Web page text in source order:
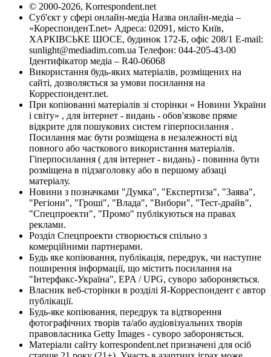
© 2000-2026, Korrespondent.net
Суб'єкт у сфері онлайн-медіа Назва онлайн-медіа –
«КореспонденТ.net» Адреса: 02091, місто Київ,
ХАРКІВСЬКЕ ШОСЕ, будинок 172-Б, офіс 208/1 E-mail:
sunlight@mediadim.com.ua Телефон: 044-205-43-00
Ідентифікатор медіа – R40-06068
Використання будь-яких матеріалів, розміщених на
сайті, дозволяється за умови посилання на
Корреспондент.net.
При копіюванні матеріалів зі сторінки « Новини України
і світу» , для інтернет - видань - обов'язкове пряме
відкрите для пошукових систем гіперпосилання .
Посилання має бути розміщена в незалежності від
повного або часткового використання матеріалів.
Гіперпосилання ( для інтернет - видань) - повинна бути
розміщена в підзаголовку або в першому абзаці
матеріалу.
Новини з позначками "Думка", "Експертиза", "Заява",
"Регіони", "Гроші", "Влада", "Вибори", "Тест-драйв",
"Спецпроекти", "Промо" публікуються на правах
реклами.
Розділ Спецпроекти створюється спільно з
комерційними партнерами.
Будь яке копіювання, публікація, передрук, чи наступне
поширення інформації, що містить посилання на
"Інтерфакс-Україна", EPA / UPG, суворо забороняється.
Власник веб-сторінки в розділі Я-Корреспондент є автор
публікації.
Будь-яке копіювання, передрук та відтворення
фотографічних творів та/або аудіовізуальних творів
правовласника Getty Images - суворо забороняється.
Матеріали сайту korrespondent.net призначені для осіб